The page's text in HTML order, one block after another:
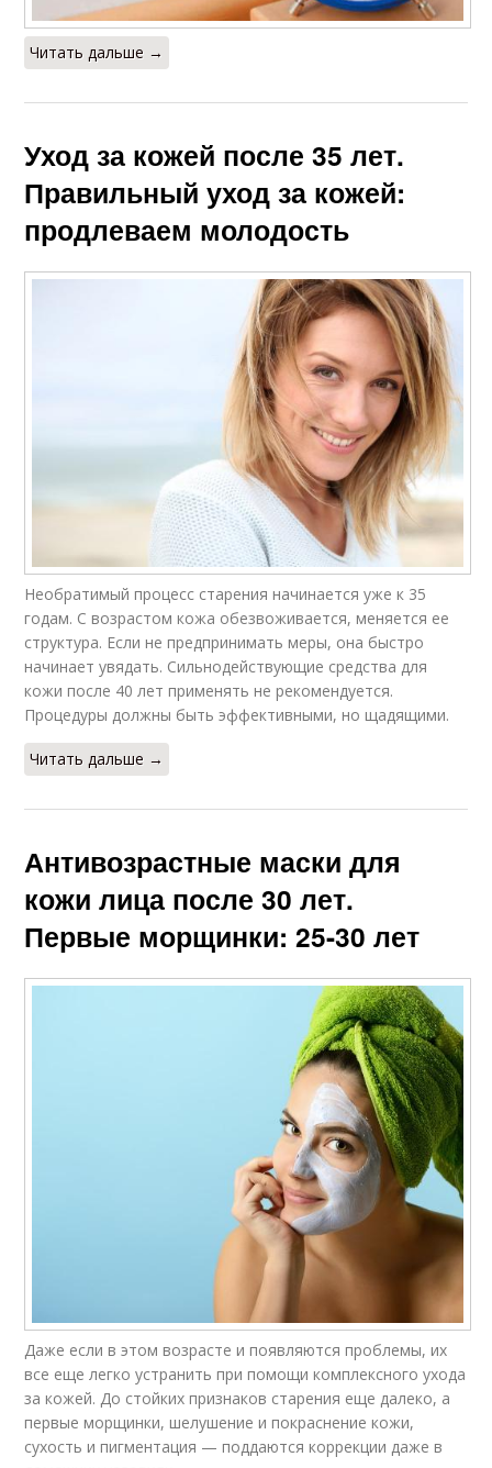
Читать дальше →
Уход за кожей после 35 лет.
Правильный уход за кожей:
продлеваем молодость
Необратимый процесс старения начинается уже к 35
годам. С возрастом кожа обезвоживается, меняется ее
структура. Если не предпринимать меры, она быстро
начинает увядать. Сильнодействующие средства для
кожи после 40 лет применять не рекомендуется.
Процедуры должны быть эффективными, но щадящими.
Читать дальше →
Антивозрастные маски для
кожи лица после 30 лет.
Первые морщинки: 25-30 лет
Даже если в этом возрасте и появляются проблемы, их
все еще легко устранить при помощи комплексного ухода
за кожей. До стойких признаков старения еще далеко, а
первые морщинки, шелушение и покраснение кожи,
сухость и пигментация — поддаются коррекции даже в